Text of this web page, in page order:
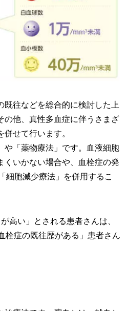
既往などを総合的に検討した上
の他、真性多血症に伴うさまざ
せて行います。
や「薬物療法」です。血液細胞
くいかない場合や、血栓症の発
細胞減少療法」を併用するこ
高い」とされる患者さんは、
栓症の既往歴がある」患者さん